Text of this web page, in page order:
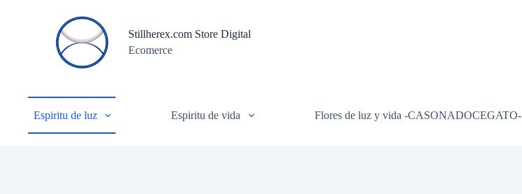
Stillherex.com Store Digital
Ecomerce
Espiritu de luz Espiritu de vida Flores de luz y vida -CASONADOCEGATO-